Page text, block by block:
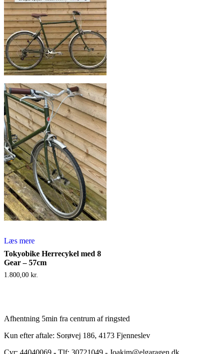
Læs mere
Tokyobike Herrecykel med 8
Gear – 57cm
1.800,00 kr.
Afhentning 5min fra centrum af ringsted
Kun efter aftale: Sorøvej 186, 4173 Fjenneslev
Cvr: 44040069 - Tlf: 30721049 - Joakim@elgaragen.dk